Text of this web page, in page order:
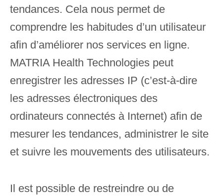
tendances. Cela nous permet de
comprendre les habitudes d’un utilisateur
afin d’améliorer nos services en ligne.
MATRIA Health Technologies peut
enregistrer les adresses IP (c’est-à-dire
les adresses électroniques des
ordinateurs connectés à Internet) afin de
mesurer les tendances, administrer le site
et suivre les mouvements des utilisateurs.
Il est possible de restreindre ou de